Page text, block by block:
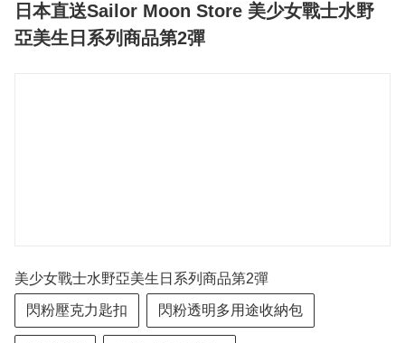
日本直送Sailor Moon Store 美少女戰士水野
亞美生日系列商品第2彈
美少女戰士水野亞美生日系列商品第2彈
閃粉壓克力匙扣 閃粉透明多用途收納包